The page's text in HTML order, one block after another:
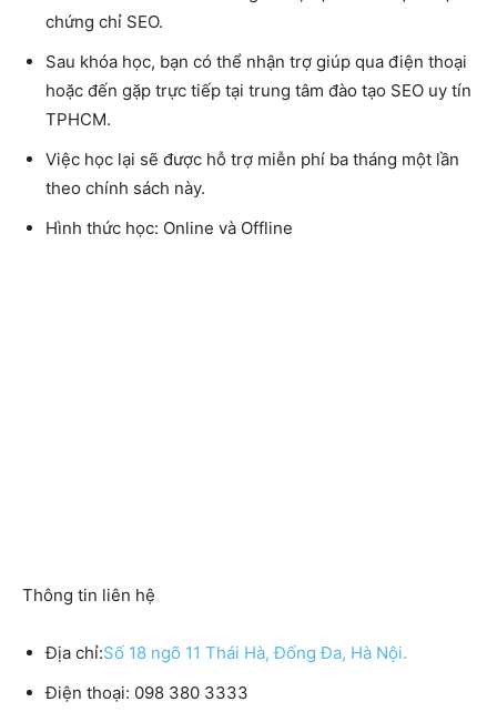
chứng chỉ SEO.
Sau khóa học, bạn có thể nhận trợ giúp qua điện thoại
hoặc đến gặp trực tiếp tại trung tâm đào tạo SEO uy tín
TPHCM.
Việc học lại sẽ được hỗ trợ miễn phí ba tháng một lần
theo chính sách này.
Hình thức học: Online và Offline
Thông tin liên hệ
Địa chỉ:Số 18 ngõ 11 Thái Hà, Đống Đa, Hà Nội.
Điện thoại: 098 380 3333